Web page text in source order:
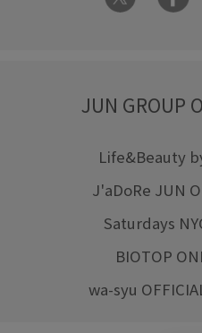
JUN GROUP
Life&Beauty
J'aDoRe JUN
Saturdays
BIOTOP
wa-syu